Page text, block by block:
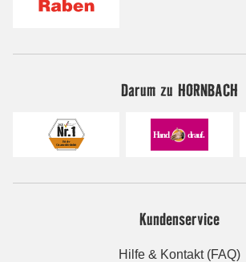
Darum zu HORNBACH
Kundenservice
Hilfe & Kontakt (FAQ)